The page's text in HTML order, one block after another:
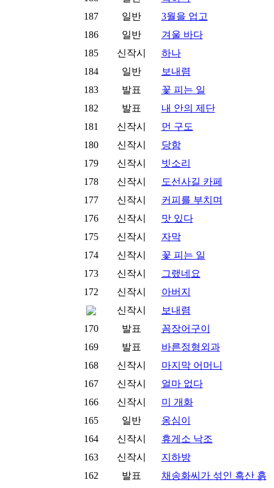
187
일반
3월을 업고
186
일반
겨울 바다
185
신작시
하나
184
일반
보내렴
183
발표
꽃 피는 일
182
발표
내 안의 제단
181
신작시
먼 구도
180
신작시
당함
179
신작시
빗소리
178
신작시
도선사길 카페
177
신작시
커피를 부치며
176
신작시
맛 있다
175
신작시
자막
174
신작시
꽃 피는 일
173
신작시
그랬네요
172
신작시
아버지
신작시
보내렴
170
발표
꼼장어구이
169
발표
바른정형외과
168
신작시
마지막 어머니
167
신작시
얼마 없다
166
신작시
미 개화
165
일반
옹심이
164
신작시
휴게소 낙조
163
신작시
지하방
162
발표
채송화씨가 섞인 흑산 흙